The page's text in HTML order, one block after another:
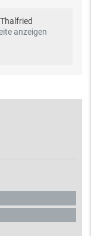
anzeigen